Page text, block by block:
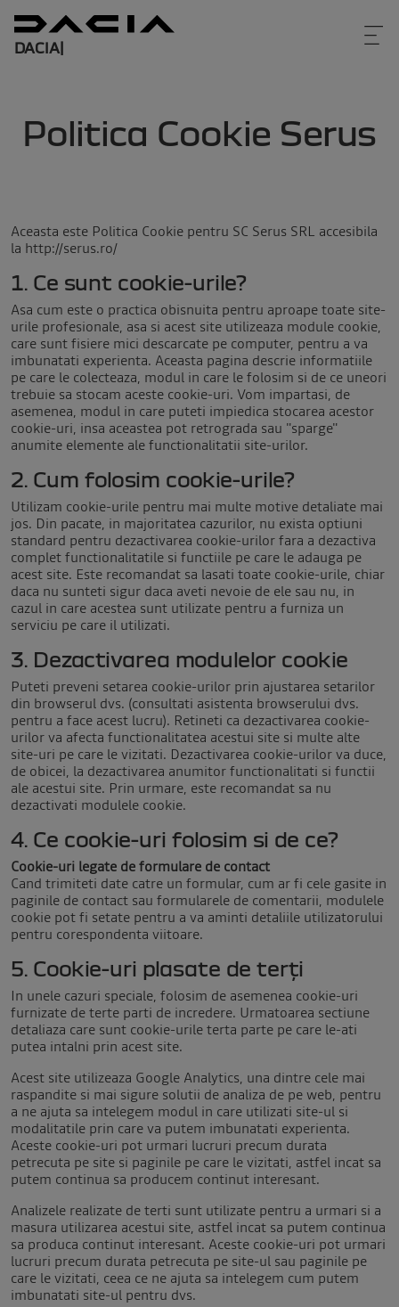
DACIA
Politica Cookie Serus
Aceasta este Politica Cookie pentru SC Serus SRL accesibila
la http://serus.ro/
1. Ce sunt cookie-urile?
Asa cum este o practica obisnuita pentru aproape toate site-
urile profesionale, asa si acest site utilizeaza module cookie,
care sunt fisiere mici descarcate pe computer, pentru a va
imbunatati experienta. Aceasta pagina descrie informatiile
pe care le colecteaza, modul in care le folosim si de ce uneori
trebuie sa stocam aceste cookie-uri. Vom impartasi, de
asemenea, modul in care puteti impiedica stocarea acestor
cookie-uri, insa aceastea pot retrograda sau "sparge"
anumite elemente ale functionalitatii site-urilor.
2. Cum folosim cookie-urile?
Utilizam cookie-urile pentru mai multe motive detaliate mai
jos. Din pacate, in majoritatea cazurilor, nu exista optiuni
standard pentru dezactivarea cookie-urilor fara a dezactiva
complet functionalitatile si functiile pe care le adauga pe
acest site. Este recomandat sa lasati toate cookie-urile, chiar
daca nu sunteti sigur daca aveti nevoie de ele sau nu, in
cazul in care acestea sunt utilizate pentru a furniza un
serviciu pe care il utilizati.
3. Dezactivarea modulelor cookie
Puteti preveni setarea cookie-urilor prin ajustarea setarilor
din browserul dvs. (consultati asistenta browserului dvs.
pentru a face acest lucru). Retineti ca dezactivarea cookie-
urilor va afecta functionalitatea acestui site si multe alte
site-uri pe care le vizitati. Dezactivarea cookie-urilor va duce,
de obicei, la dezactivarea anumitor functionalitati si functii
ale acestui site. Prin urmare, este recomandat sa nu
dezactivati modulele cookie.
4. Ce cookie-uri folosim si de ce?
Cookie-uri legate de formulare de contact
Cand trimiteti date catre un formular, cum ar fi cele gasite in
paginile de contact sau formularele de comentarii, modulele
cookie pot fi setate pentru a va aminti detaliile utilizatorului
pentru corespondenta viitoare.
5. Cookie-uri plasate de terți
In unele cazuri speciale, folosim de asemenea cookie-uri
furnizate de terte parti de incredere. Urmatoarea sectiune
detaliaza care sunt cookie-urile terta parte pe care le-ati
putea intalni prin acest site.
Acest site utilizeaza Google Analytics, una dintre cele mai
raspandite si mai sigure solutii de analiza de pe web, pentru
a ne ajuta sa intelegem modul in care utilizati site-ul si
modalitatile prin care va putem imbunatati experienta.
Aceste cookie-uri pot urmari lucruri precum durata
petrecuta pe site si paginile pe care le vizitati, astfel incat sa
putem continua sa producem continut interesant.
Analizele realizate de terti sunt utilizate pentru a urmari si a
masura utilizarea acestui site, astfel incat sa putem continua
sa produca continut interesant. Aceste cookie-uri pot urmari
lucruri precum durata petrecuta pe site-ul sau paginile pe
care le vizitati, ceea ce ne ajuta sa intelegem cum putem
imbunatati site-ul pentru dvs.